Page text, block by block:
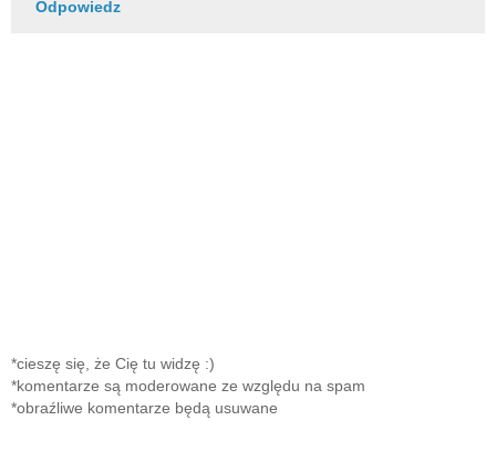
Odpowiedz
*cieszę się, że Cię tu widzę :)
*komentarze są moderowane ze względu na spam
*obraźliwe komentarze będą usuwane